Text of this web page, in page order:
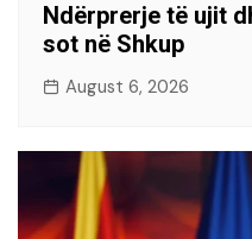
Ndërprerje të ujit
sot në Shkup
August 6, 2026